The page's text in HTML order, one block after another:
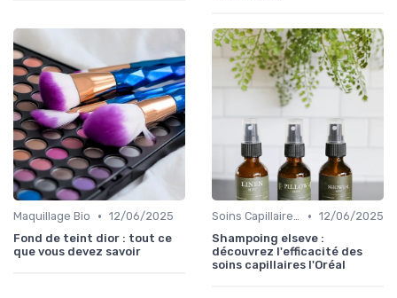
Maquillage Bio • 12/06/2025
Fond de teint dior : tout ce
que vous devez savoir
Soins Capillaires Bio • 12/06/2025
Shampoing elseve :
découvrez l'efficacité des
soins capillaires l'Oréal